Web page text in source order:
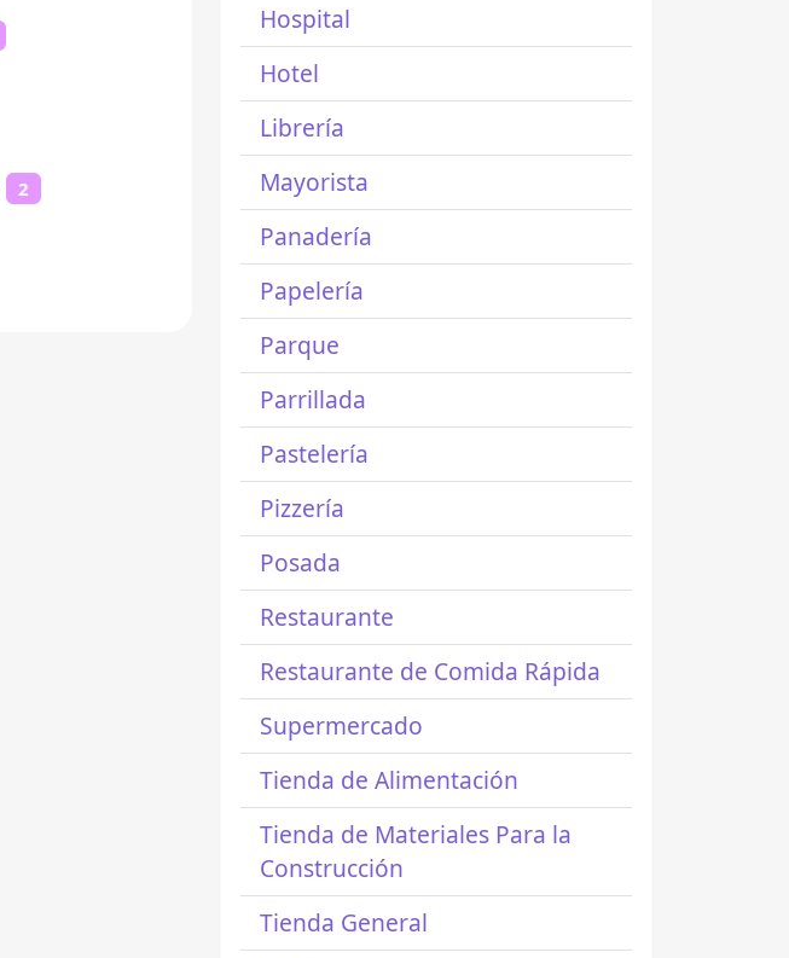
2
Hospital
Hotel
Librería
Mayorista
Panadería
Papelería
Parque
Parrillada
Pastelería
Pizzería
Posada
Restaurante
Restaurante de Comida Rápida
Supermercado
Tienda de Alimentación
Tienda de Materiales Para la
Construcción
Tienda General